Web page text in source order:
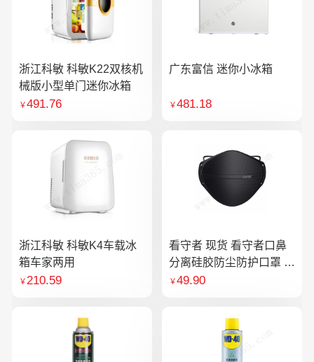
浙江科敏 科敏K22双核机
械版小型单门迷你冰箱
￥491.76
广东富信 迷你小冰箱
￥481.18
浙江科敏 科敏K4车载冰
箱车家两用
￥210.59
看守者 现货 看守者口鼻
分离硅胶防尘防护口罩 1
个口罩含10片滤芯
￥49.90